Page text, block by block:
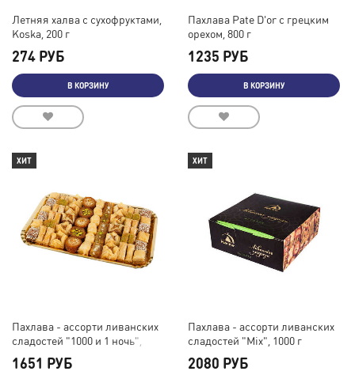
Летняя халва с сухофруктами,
Koska, 200 г
274 РУБ
В КОРЗИНУ
Пахлава Pate D'or с грецким
орехом, 800 г
1235 РУБ
В КОРЗИНУ
ХИТ
Пахлава - ассорти ливанских
сладостей "1000 и 1 ночь",
1000 г
1651 РУБ
ХИТ
Пахлава - ассорти ливанских
сладостей "Mix", 1000 г
2080 РУБ